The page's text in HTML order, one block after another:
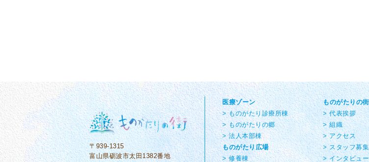
〒939-1315
富山県砺波市太田1382番地
医療ゾーン
> ものがたり診療所棟
> ものがたりの郷
> 法人本部棟
ものがたり広場
> 修養棟
ものがたりの
> 代表挨拶
> 組織
> アクセス
> スタッフ募集
> インタビュー